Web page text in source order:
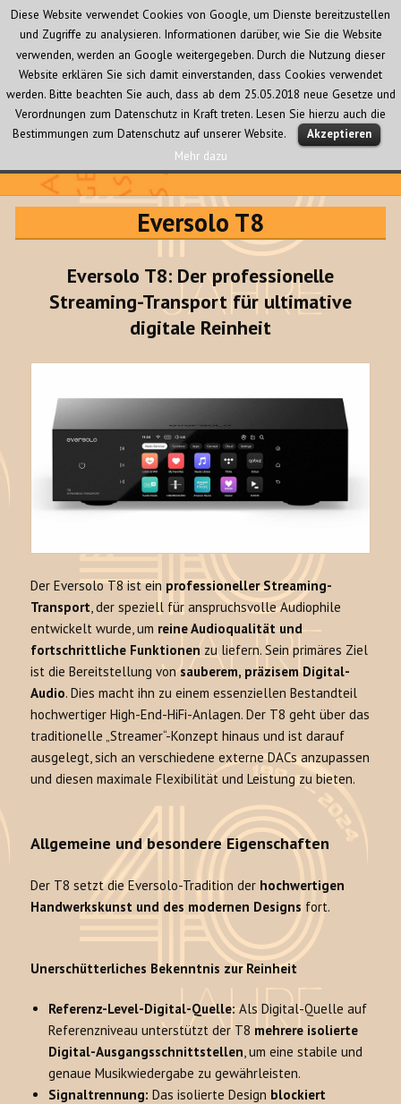
Audio Creativ
MENÜ
UND
Eversolo T8
Eversolo T8: Der professionelle
Streaming-Transport für ultimative
digitale Reinheit
Der Eversolo T8 ist ein professioneller Streaming-
Transport, der speziell für anspruchsvolle Audiophile
entwickelt wurde, um reine Audioqualität und
fortschrittliche Funktionen zu liefern. Sein primäres Ziel
ist die Bereitstellung vonsauberem, präzisem Digital-
Audio. Dies macht ihn zu einem essenziellen Bestandteil
hochwertiger High-End-HiFi-Anlagen. Der T8 geht über das
traditionelle „Streamer“-Konzept hinaus und ist darauf
ausgelegt, sich an verschiedene externe DACs anzupassen
und diesen maximale Flexibilität und Leistung zu bieten.
Allgemeine und besondere Eigenschaften
Der T8 setzt die Eversolo-Tradition der hochwertigen
Handwerkskunst und des modernen Designs fort.
Unerschütterliches Bekenntnis zur Reinheit
Referenz-Level-Digital-Quelle:Als Digital-Quelle auf
Referenzniveau unterstützt der T8 mehrere isolierte
Digital-Ausgangsschnittstellen, um eine stabile und
genaue Musikwiedergabe zu gewährleisten.
Signaltrennung: Das isolierte Design blockiert
Diese Website verwendet Cookies von Google, um Dienste bereitzustellen
und Zugriffe zu analysieren. Informationen darüber, wie Sie die Website
verwenden, werden an Google weitergegeben. Durch die Nutzung dieser
Website erklären Sie sich damit einverstanden, dass Cookies verwendet
werden. Bitte beachten Sie auch, dass ab dem 25.05.2018 neue Gesetze und
Verordnungen zum Datenschutz in Kraft treten. Lesen Sie hierzu auch die
Bestimmungen zum Datenschutz auf unserer Website.
Akzeptieren
Mehr dazu